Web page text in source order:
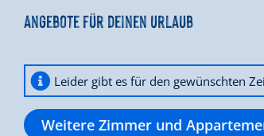
Angebote für deinen Urlaub
Leider gibt es für den gewünschten
Weitere Zimmer und